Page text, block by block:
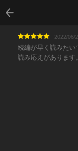
戻る
2022/06/
続編が早く読みたい
読み応えがあります。